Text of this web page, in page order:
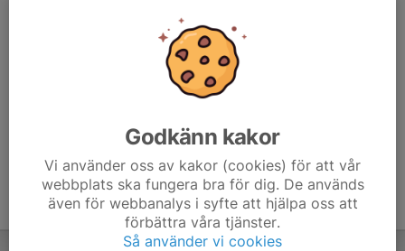
Godkänn kakor
Vi använder oss av kakor (cookies) för att vår
webbplats ska fungera bra för dig. De används
även för webbanalys i syfte att hjälpa oss att
förbättra våra tjänster.
Så använder vi cookies